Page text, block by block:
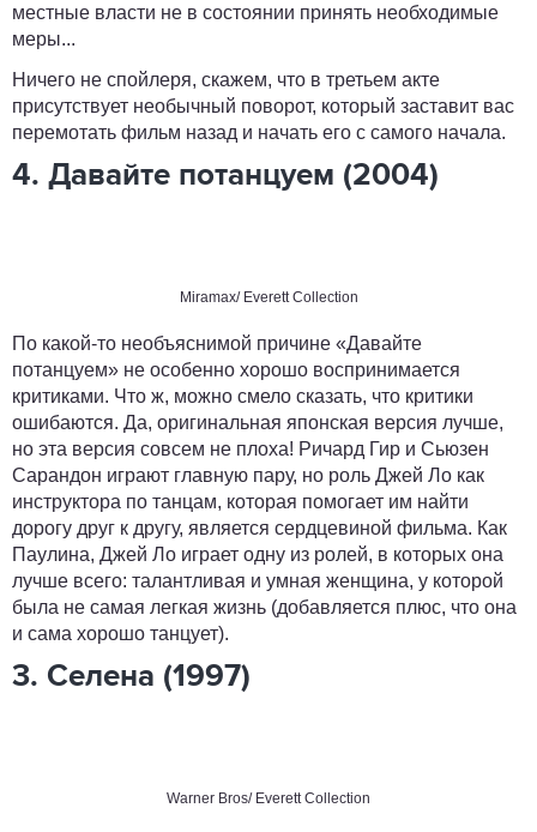
местные власти не в состоянии принять необходимые
меры...
Ничего не спойлеря, скажем, что в третьем акте
присутствует необычный поворот, который заставит вас
перемотать фильм назад и начать его с самого начала.
4. Давайте потанцуем (2004)
Miramax/ Everett Collection
По какой-то необъяснимой причине «Давайте
потанцуем» не особенно хорошо воспринимается
критиками. Что ж, можно смело сказать, что критики
ошибаются. Да, оригинальная японская версия лучше,
но эта версия совсем не плоха! Ричард Гир и Сьюзен
Сарандон играют главную пару, но роль Джей Ло как
инструктора по танцам, которая помогает им найти
дорогу друг к другу, является сердцевиной фильма. Как
Паулина, Джей Ло играет одну из ролей, в которых она
лучше всего: талантливая и умная женщина, у которой
была не самая легкая жизнь (добавляется плюс, что она
и сама хорошо танцует).
3. Селена (1997)
Warner Bros/ Everett Collection